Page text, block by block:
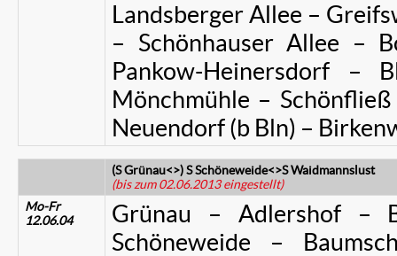
Landsberger Allee –
– Schönhauser Allee –
Pankow-Heinersdorf –
Mönchmühle –
Neuendorf (b Bln) –
(S Grünau<>) S Schöneweide<>S Waidmannslust
(bis zum 02.06.2013 eingestellt)
Mo-Fr
12.06.04
Grünau – Adlershof –
Schöneweide –